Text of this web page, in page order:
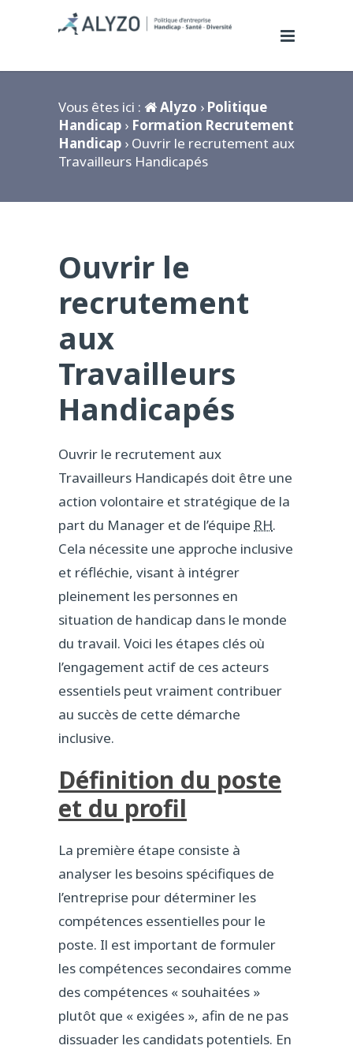
Vous êtes ici : Alyzo › Politique
Handicap › Formation Recrutement
Handicap › Ouvrir le recrutement aux
Travailleurs Handicapés
Ouvrir le
recrutement
aux
Travailleurs
Handicapés
Ouvrir le recrutement aux
Travailleurs Handicapés doit être une
action volontaire et stratégique de la
part du Manager et de l’équipe RH.
Cela nécessite une approche inclusive
et réfléchie, visant à intégrer
pleinement les personnes en
situation de handicap dans le monde
du travail. Voici les étapes clés où
l’engagement actif de ces acteurs
essentiels peut vraiment contribuer
au succès de cette démarche
inclusive.
Définition du poste
et du profil
La première étape consiste à
analyser les besoins spécifiques de
l’entreprise pour déterminer les
compétences essentielles pour le
poste. Il est important de formuler
les compétences secondaires comme
des compétences « souhaitées »
plutôt que « exigées », afin de ne pas
dissuader les candidats potentiels. En